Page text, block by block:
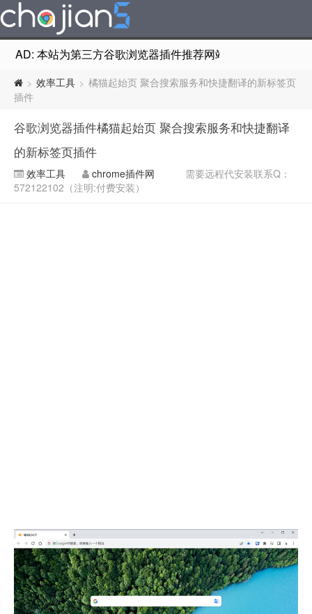
AD: 本站为第三方谷歌浏览器插件推荐网站，非Google
> 效率工具 > 橘猫起始页 聚合搜索服务和快捷翻译的新标签页
插件
谷歌浏览器插件橘猫起始页 聚合搜索服务和快捷翻译
的新标签页插件
效率工具 chrome插件网
需要远程代安装联系Q：
572122102（注明:付费安装）